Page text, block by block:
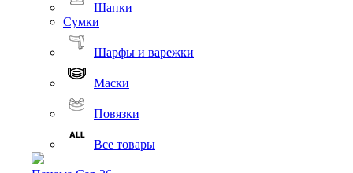
Шапки
Сумки
Шарфы и варежки
Маски
Повязки
Все товары